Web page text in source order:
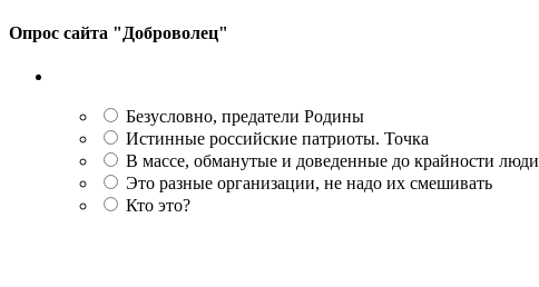
Опрос сайта "Доброволец"
Безусловно, предатели Родины
Истинные российские патриоты. Точка
В массе, обманутые и доведенные до крайности люди
Это разные организации, не надо их смешивать
Кто это?